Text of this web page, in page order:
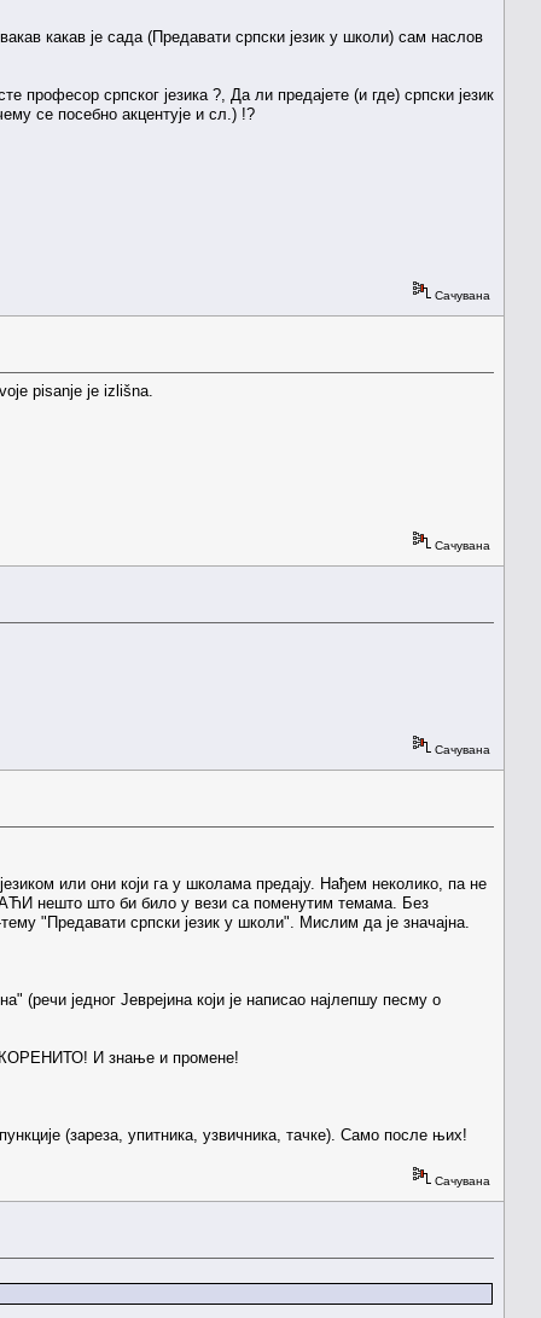
какав је сада (Предавати српски језик у школи) сам наслов
српског језика ?, Да ли предајете (и где) српски језик
се посебно акцентује и сл.) !?
Сачувана
pisanje je izlišna.
Сачувана
Сачувана
или они који га у школама предају. Нађем неколико, па не
нешто што би било у вези са поменутим темама. Без
"Предавати српски језик у школи". Мислим да је значајна.
(речи једног Јеврејина који је написао најлепшу песму о
И знање и промене!
(зареза, упитника, узвичника, тачке). Само после њих!
Сачувана